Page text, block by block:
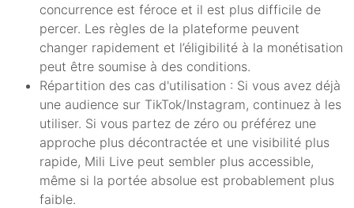
concurrence est féroce et il est plus difficile de
percer. Les règles de la plateforme peuvent
changer rapidement et l’éligibilité à la monétisation
peut être soumise à des conditions.
Répartition des cas d'utilisation : Si vous avez déjà
une audience sur TikTok/Instagram, continuez à les
utiliser. Si vous partez de zéro ou préférez une
approche plus décontractée et une visibilité plus
rapide, Mili Live peut sembler plus accessible,
même si la portée absolue est probablement plus
faible.